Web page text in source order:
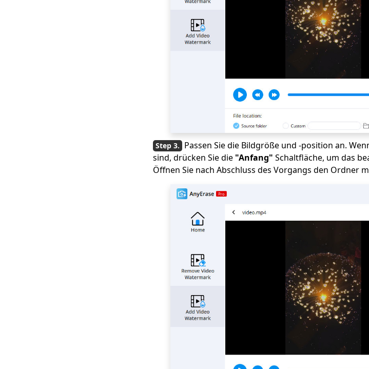
Passen Sie die Bildgröße und -position an.
sind, drücken Sie die "Anfang" Schaltfläche, um das
Öffnen Sie nach Abschluss des Vorgangs den Ordner